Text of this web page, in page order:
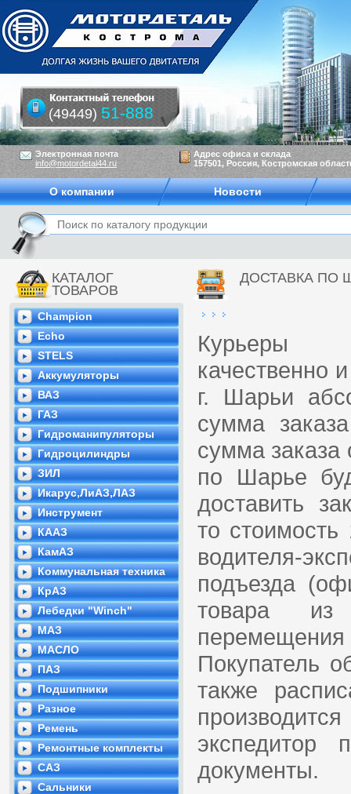
КАТАЛОГ
ТОВАРОВ
Champion
Echo
STELS
Аккумуляторы
ВАЗ
ГАЗ
Гидроманипуляторы
Гидроцилиндры
ЗИЛ
Икарус,ЛиАЗ,ЛАЗ
Инструмент
КААЗ
КамАЗ
Коммунальная техника
КрАЗ
Лебедки "Winch"
МАЗ
МАСЛО
ПАЗ
Подшипники
Разное
Ремень
Ремонтные комплекты
САЗ
Сальники
ДОСТАВКА ПО
Курьеры
качественно
г. Шарьи
сумма
сумма заказа
по Шарье
доставить
то
водителя-
подъезда
товара из
Покупатель
также
экспедитор
документы.
Электронная почта
info@motordetal44.ru
Адрес офиса и склада
157501, Россия, Костромская
(49449) 51-888
О компании Новости